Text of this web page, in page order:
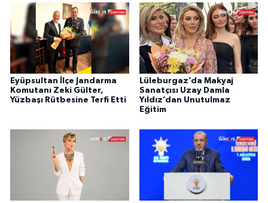
Eyüpsultan İlçe Jandarma
Komutanı Zeki Gülter,
Yüzbaşı Rütbesine Terfi Etti
Lüleburgaz’da Makyaj
Sanatçısı Uzay Damla
Yıldız’dan Unutulmaz
Eğitim